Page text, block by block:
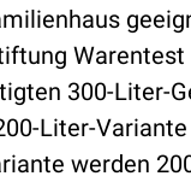
Warentest
300-Liter-
Liter-
werden